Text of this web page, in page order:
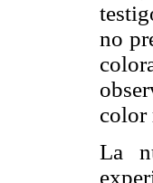
no
color
La